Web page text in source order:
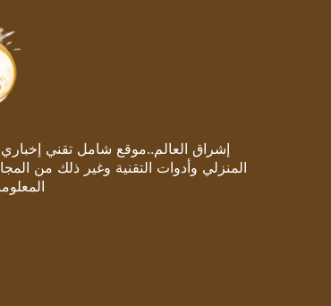
إشراق العالم..موقع شامل تقني إخباري
المنزلي وأدوات التقنية وغير ذلك من